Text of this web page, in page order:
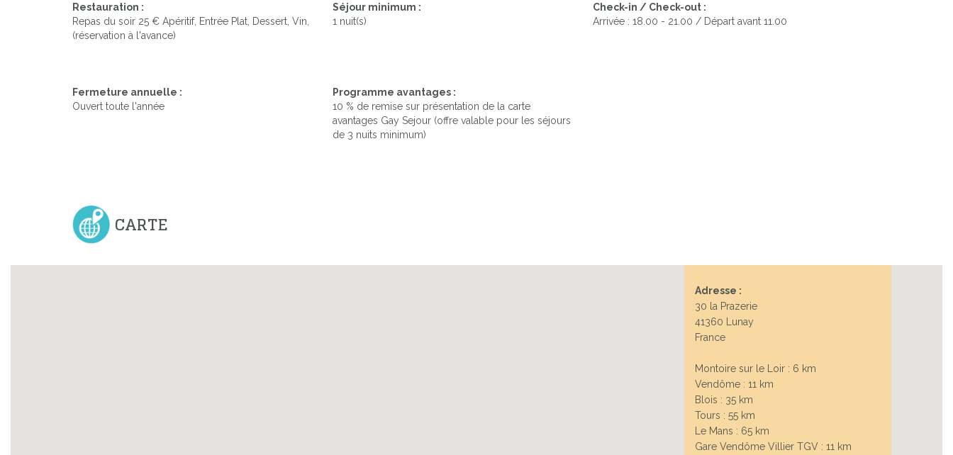
L'ANNEXE
Restauration :
Repas du soir 25 € Apéritif, Entrée Plat, Dessert, Vin,
(réservation à l'avance)
Séjour minimum :
1 nuit(s)
Check-in / Check-out :
Arrivée : 18.00 - 21.00 / Départ avant 11.00
Fermeture annuelle :
Ouvert toute l'année
Programme avantages :
10 % de remise sur présentation de la carte
avantages Gay Sejour (offre valable pour les séjours
de 3 nuits minimum)
CARTE
Adresse :
30 la Prazerie
41360 Lunay
France
Montoire sur le Loir : 6 km
Vendôme : 11 km
Blois : 35 km
Tours : 55 km
Le Mans : 65 km
Gare Vendôme Villier TGV : 11 km